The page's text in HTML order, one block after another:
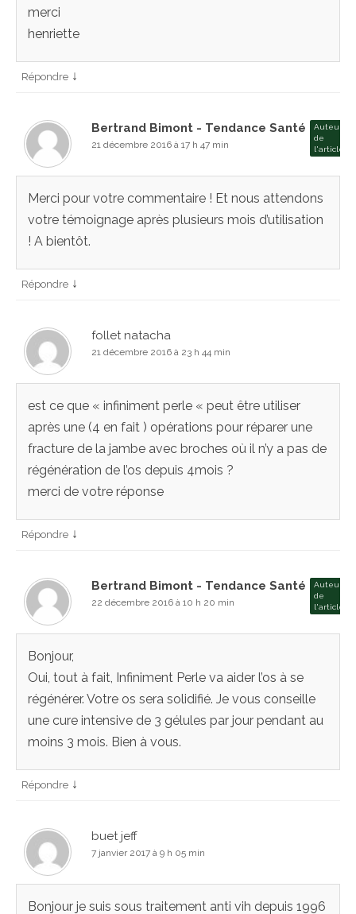
merci
henriette
Répondre ↓
Bertrand Bimont - Tendance Santé
Auteur
de
l'article
21 décembre 2016 à 17 h 47 min
Merci pour votre commentaire ! Et nous attendons
votre témoignage après plusieurs mois d’utilisation
! A bientôt.
Répondre ↓
follet natacha
21 décembre 2016 à 23 h 44 min
est ce que « infiniment perle « peut être utiliser
après une (4 en fait ) opérations pour réparer une
fracture de la jambe avec broches où il n’y a pas de
régénération de l’os depuis 4mois ?
merci de votre réponse
Répondre ↓
Bertrand Bimont - Tendance Santé
Auteur
de
l'article
22 décembre 2016 à 10 h 20 min
Bonjour,
Oui, tout à fait, Infiniment Perle va aider l’os à se
régénérer. Votre os sera solidifié. Je vous conseille
une cure intensive de 3 gélules par jour pendant au
moins 3 mois. Bien à vous.
Répondre ↓
buet jeff
7 janvier 2017 à 9 h 05 min
Bonjour je suis sous traitement anti vih depuis 1996